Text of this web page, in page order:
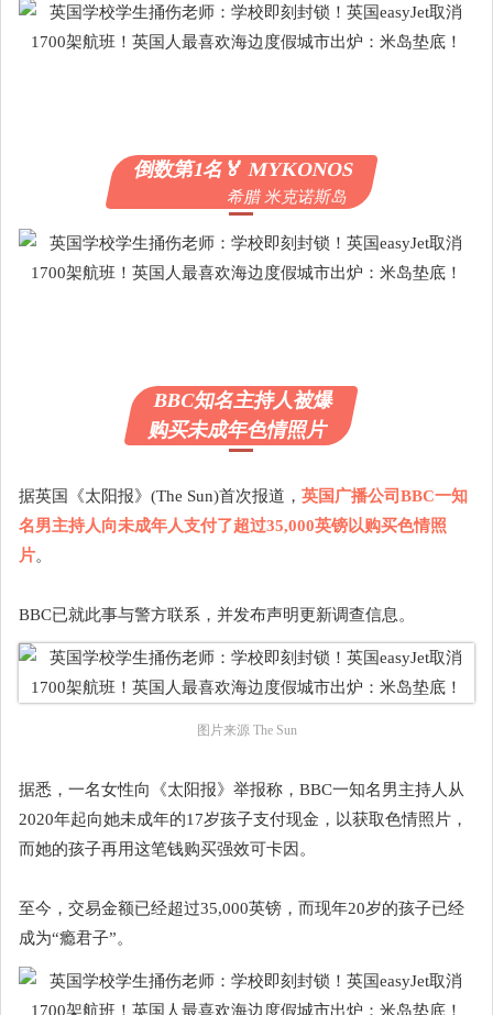
倒数第1名🏅️ MYKONOS
希腊 米克诺斯岛
BBC知名主持人被爆
购买未成年色情照片
据英国《太阳报》(The Sun)首次报道， 英国广播公司BBC一知
名男主持人向未成年人支付了超过35,000英镑以购买色情照
片。
BBC已就此事与警方联系，并发布声明更新调查信息。
图片来源 The Sun
据悉，一名女性向《太阳报》举报称，BBC一知名男主持人从
2020年起向她未成年的17岁孩子支付现金，以获取色情照片，
而她的孩子再用这笔钱购买强效可卡因。
至今，交易金额已经超过35,000英镑，而现年20岁的孩子已经
成为“瘾君子”。